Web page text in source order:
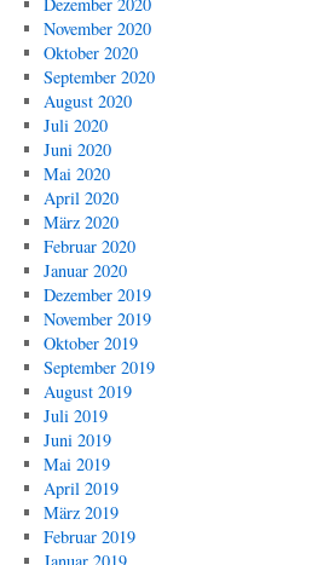
November 2020
Oktober 2020
September 2020
August 2020
Juli 2020
Juni 2020
Mai 2020
April 2020
März 2020
Februar 2020
Januar 2020
Dezember 2019
November 2019
Oktober 2019
September 2019
August 2019
Juli 2019
Juni 2019
Mai 2019
April 2019
März 2019
Februar 2019